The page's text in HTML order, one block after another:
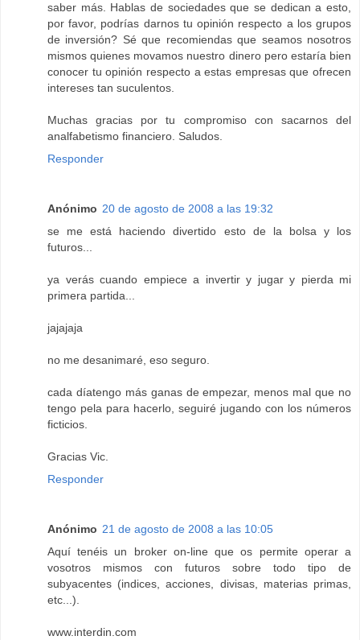
saber más. Hablas de sociedades que se dedican a esto,
por favor, podrías darnos tu opinión respecto a los grupos
de inversión? Sé que recomiendas que seamos nosotros
mismos quienes movamos nuestro dinero pero estaría bien
conocer tu opinión respecto a estas empresas que ofrecen
intereses tan suculentos.
Muchas gracias por tu compromiso con sacarnos del
analfabetismo financiero. Saludos.
Responder
Anónimo 20 de agosto de 2008 a las 19:32
se me está haciendo divertido esto de la bolsa y los
futuros...
ya verás cuando empiece a invertir y jugar y pierda mi
primera partida...
jajajaja
no me desanimaré, eso seguro.
cada díatengo más ganas de empezar, menos mal que no
tengo pela para hacerlo, seguiré jugando con los números
ficticios.
Gracias Vic.
Responder
Anónimo 21 de agosto de 2008 a las 10:05
Aquí tenéis un broker on-line que os permite operar a
vosotros mismos con futuros sobre todo tipo de
subyacentes (indices, acciones, divisas, materias primas,
etc...).
www.interdin.com